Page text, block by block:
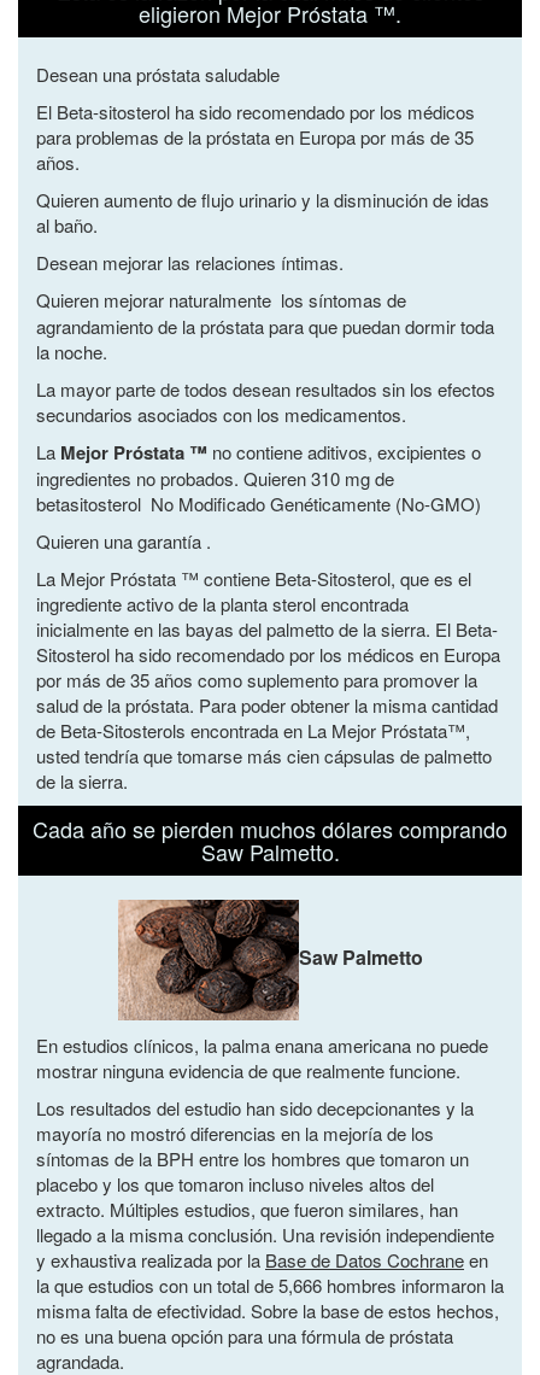
eligieron Mejor Próstata ™.
Desean una próstata saludable
El Beta-sitosterol ha sido recomendado por los médicos
para problemas de la próstata en Europa por más de 35
años.
Quieren aumento de flujo urinario y la disminución de idas
al baño.
Desean mejorar las relaciones íntimas.
Quieren mejorar naturalmente los síntomas de
agrandamiento de la próstata para que puedan dormir toda
la noche.
La mayor parte de todos desean resultados sin los efectos
secundarios asociados con los medicamentos.
La Mejor Próstata ™ no contiene aditivos, excipientes o
ingredientes no probados. Quieren 310 mg de
betasitosterol No Modificado Genéticamente (No-GMO)
Quieren una garantía .
La Mejor Próstata ™ contiene Beta-Sitosterol, que es el
ingrediente activo de la planta sterol encontrada
inicialmente en las bayas del palmetto de la sierra. El Beta-
Sitosterol ha sido recomendado por los médicos en Europa
por más de 35 años como suplemento para promover la
salud de la próstata. Para poder obtener la misma cantidad
de Beta-Sitosterols encontrada en La Mejor Próstata™,
usted tendría que tomarse más cien cápsulas de palmetto
de la sierra.
Cada año se pierden muchos dólares comprando
Saw Palmetto.
Saw Palmetto
En estudios clínicos, la palma enana americana no puede
mostrar ninguna evidencia de que realmente funcione.
Los resultados del estudio han sido decepcionantes y la
mayoría no mostró diferencias en la mejoría de los
síntomas de la BPH entre los hombres que tomaron un
placebo y los que tomaron incluso niveles altos del
extracto. Múltiples estudios, que fueron similares, han
llegado a la misma conclusión. Una revisión independiente
y exhaustiva realizada por la Base de Datos Cochraneen
la que estudios con un total de 5,666 hombres informaron la
misma falta de efectividad. Sobre la base de estos hechos,
no es una buena opción para una fórmula de próstata
agrandada.